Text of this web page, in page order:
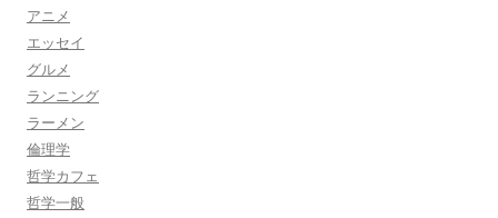
アニメ
エッセイ
グルメ
ランニング
ラーメン
倫理学
哲学カフェ
哲学一般